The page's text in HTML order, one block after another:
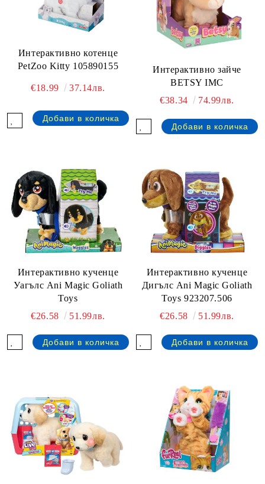
Интерактивно котенце
PetZoo Kitty 105890155
€18.99 37.14лв.
Интерактивно зайче
BETSY IMC
€38.34
74.99лв.
Интерактивно кученце
Уагълс Ani Magic Goliath
Toys
€26.58
51.99лв.
Интерактивно кученце
Дигълс Ani Magic Goliath
Toys 923207.506
€26.58
51.99лв.